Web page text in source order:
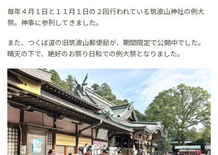
毎年４月１日と１１月１日の２回行われている筑波山神社の例大
祭。神事に参列してきました。
また、つくば道の旧筑波山郵便局が、期間限定で公開中でした。
晴天の下で、絶好のお祭り日和での例大祭となりました。